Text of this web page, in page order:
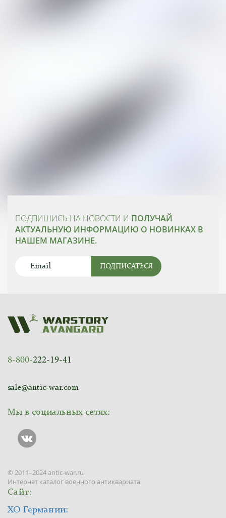
ПОДПИШИСЬ НА НОВОСТИ И ПОЛУЧАЙ
АКТУАЛЬНУЮ ИНФОРМАЦИЮ О НОВИНКАХ В
НАШЕМ МАГАЗИНЕ.
ПОДПИСАТЬСЯ
8-800-222-19-41
sale@antic-war.com
Мы в социальных сетях:
© 2011–2024 antic-war.ru
Интернет каталог военного антиквариата
Сайт:
ХО Германии: